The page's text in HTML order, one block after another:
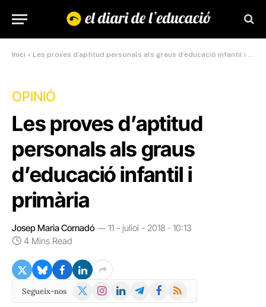
Inici » Les proves d’aptitud personals als graus d’educació infantil i primària
OPINIÓ
Les proves d’aptitud
personals als graus
d’educació infantil i
primària
Josep Maria Cornadó
11 - juliol - 2018 · 10:13
4 Mins Read
Segueix-nos
X
Instagram
LinkedInTelegramFacebook
RSS